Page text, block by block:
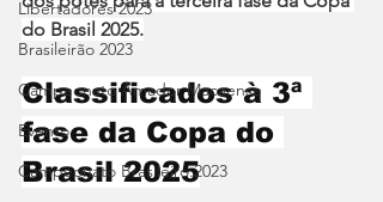
Libertadores 2023
Brasileirão 2023
Campeonato Amador Macaense
Evento
Campeonato Brasileiro.2023
do Brasil 2025.
Classificados à 3ª
fase da Copa do
Brasil 2025